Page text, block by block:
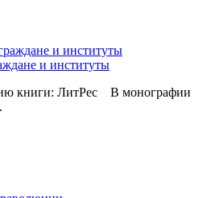
и институты
книги: ЛитРес В монографии